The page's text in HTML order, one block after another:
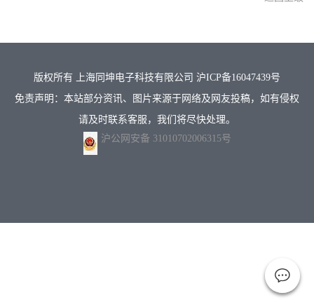
版权所有 上海同坤电子科技有限公司 沪ICP备16047439号
免责声明：本站部分资讯、图片来源于网络及网友投稿，如有侵权
请及时联系客服，我们将尽快处理。
沪公网安备 31010702006315号